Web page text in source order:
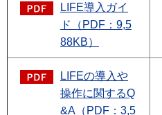
LIFE導入ガイ
ド（PDF：9,5
88KB）
LIFEの導入や
操作に関するQ
&A（PDF：3,5